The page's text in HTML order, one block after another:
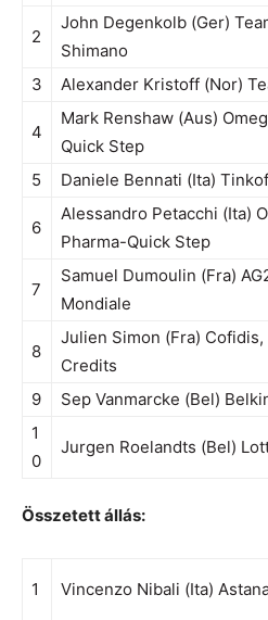
2
John Degenkolb (Ger)
Shimano
3
Alexander Kristoff (Nor)
4
Mark Renshaw (Aus)
Quick Step
5
Daniele Bennati (Ita)
6
Alessandro Petacchi (Ita)
Pharma-Quick Step
7
Samuel Dumoulin (Fra)
Mondiale
8
Julien Simon (Fra)
Credits
9
Sep Vanmarcke (Bel)
1
0
Jurgen Roelandts (Bel)
Összetett állás:
1 Vincenzo Nibali (Ita)